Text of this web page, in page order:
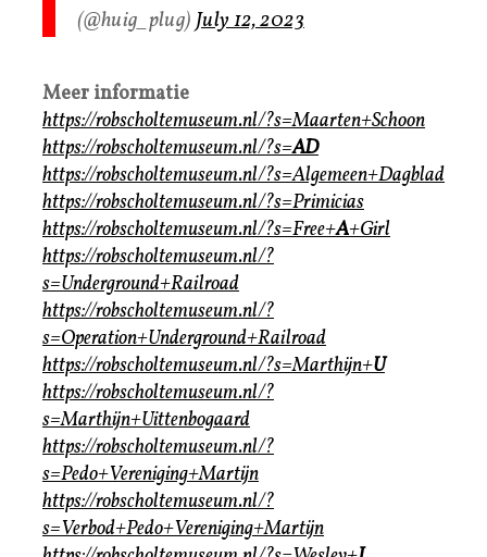
(@huig_plug)July 12, 2023
Meer informatie
https://robscholtemuseum.nl/?s=Maarten+Schoon
https://robscholtemuseum.nl/?s=AD
https://robscholtemuseum.nl/?s=Algemeen+Dagblad
https://robscholtemuseum.nl/?s=Primicias
https://robscholtemuseum.nl/?s=Free+A+Girl
https://robscholtemuseum.nl/?
s=Underground+Railroad
https://robscholtemuseum.nl/?
s=Operation+Underground+Railroad
https://robscholtemuseum.nl/?s=Marthijn+U
https://robscholtemuseum.nl/?
s=Marthijn+Uittenbogaard
https://robscholtemuseum.nl/?
s=Pedo+Vereniging+Martijn
https://robscholtemuseum.nl/?
s=Verbod+Pedo+Vereniging+Martijn